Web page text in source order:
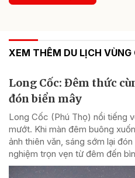
XEM THÊM DU LỊCH VÙNG
Long Cốc: Đêm thức
đón biển mây
Long Cốc (Phú Thọ) nổi tiếng
mướt. Khi màn đêm buông
ảnh thiên văn, sáng sớm lại
nghiệm trọn vẹn từ đêm đến